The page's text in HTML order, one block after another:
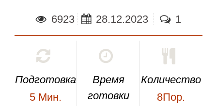
6923 28.12.2023 1
Подготовка
5 Мин.
Время
готовки
Количество
8Пор.